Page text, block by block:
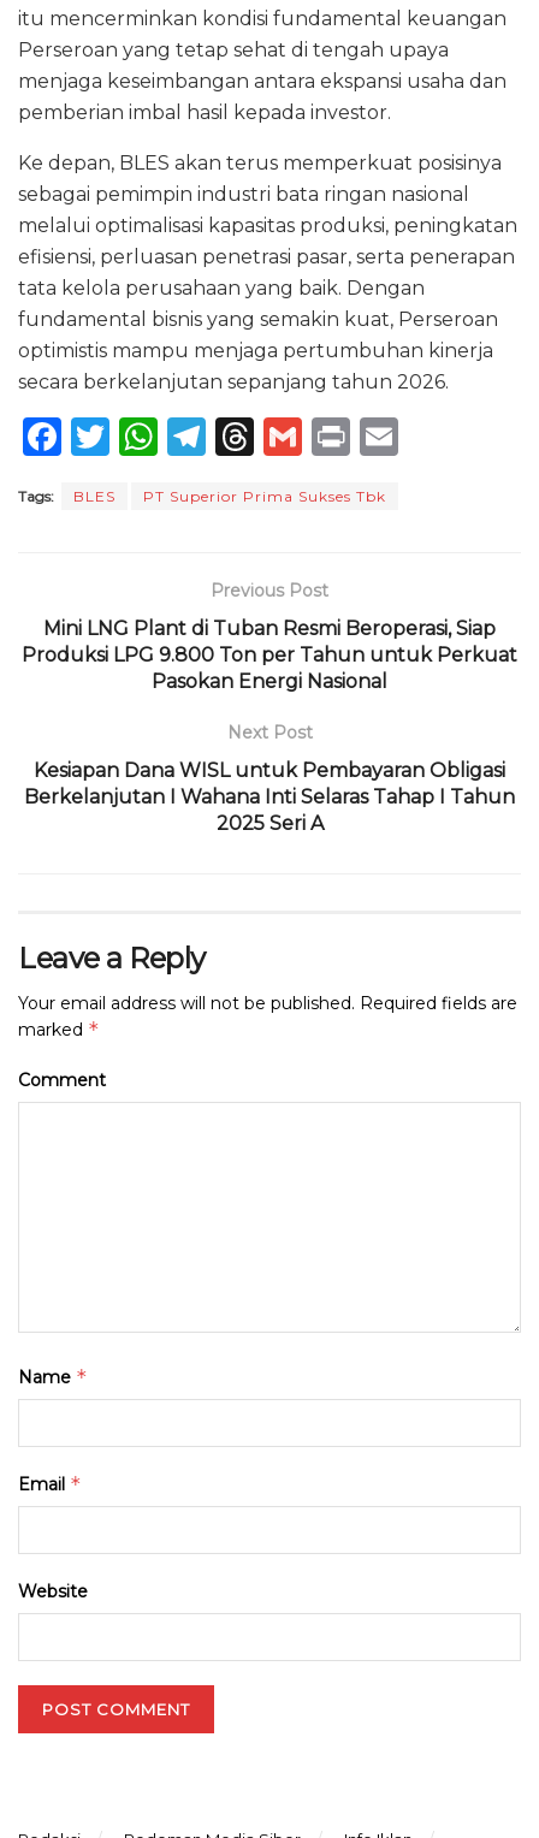
itu mencerminkan kondisi fundamental keuangan
Perseroan yang tetap sehat di tengah upaya
menjaga keseimbangan antara ekspansi usaha dan
pemberian imbal hasil kepada investor.
Ke depan, BLES akan terus memperkuat posisinya
sebagai pemimpin industri bata ringan nasional
melalui optimalisasi kapasitas produksi, peningkatan
efisiensi, perluasan penetrasi pasar, serta penerapan
tata kelola perusahaan yang baik. Dengan
fundamental bisnis yang semakin kuat, Perseroan
optimistis mampu menjaga pertumbuhan kinerja
secara berkelanjutan sepanjang tahun 2026.
F
c
o
o
T
it
W
a
p
p
T
e
ra
m
T
re
d
s
G
ai
P
n
Tags: BLES PT Superior Prima Sukses Tbk
Previous Post
Mini LNG Plant di Tuban Resmi Beroperasi, Siap
Produksi LPG 9.800 Ton per Tahun untuk Perkuat
Pasokan Energi Nasional
Next Post
Kesiapan Dana WISL untuk Pembayaran Obligasi
Berkelanjutan I Wahana Inti Selaras Tahap I Tahun
2025 Seri A
Leave a Reply
Your email address will not be published. Required fields are
marked *
Comment
Name *
Email *
Website